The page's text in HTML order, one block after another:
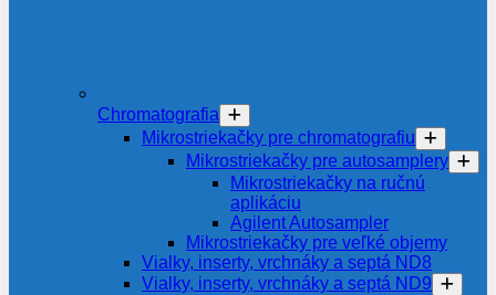
Chromatografia
Mikrostriekačky pre chromatografiu
Mikrostriekačky pre autosamplery
Mikrostriekačky na ručnú
aplikáciu
Agilent Autosampler
Mikrostriekačky pre veľké objemy
Vialky, inserty, vrchnáky a septá ND8
Vialky, inserty, vrchnáky a septá ND9